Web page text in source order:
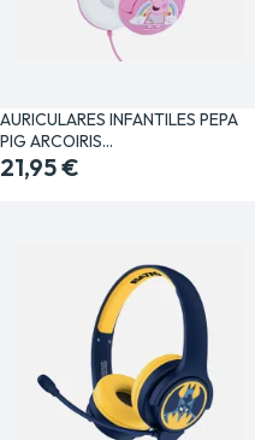
AURICULARES INFANTILES PEPA
PIG ARCOIRIS…
21,95 €